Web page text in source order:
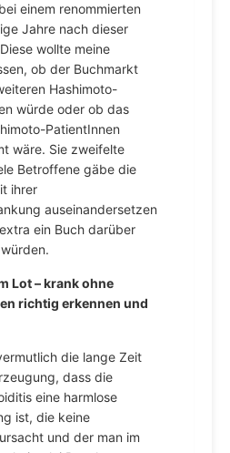
einem renommierten
Jahre nach dieser
wollte meine
ob der Buchmarkt
Hashimoto-
würde oder ob das
PatientInnen
wäre. Sie zweifelte
Betroffene gäbe die
ihrer
auseinandersetzen
ein Buch darüber
Lot – krank ohne
richtig erkennen und
die lange Zeit
dass die
eine harmlose
ist, die keine
und der man im